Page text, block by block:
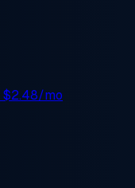
$2.48/mo